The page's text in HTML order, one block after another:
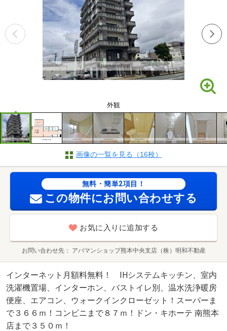
外観
画像の一覧を見る（16枚）
無料・簡単2項目！
この物件にお問い合わせする
お気に入りに追加する
お問い合わせ先 アパマンショップ熊本中央支店（株）明和不動産
インターネット月額料無料！ IHシステムキッチン、室内
洗濯機置場、インターホン、バストイレ別、温水洗浄暖房
便座、エアコン、ウォークインクローゼット！スーパーま
で３６６ｍ！コンビニまで８７ｍ！ドン・キホーテ 南熊本
店まで３５０ｍ！